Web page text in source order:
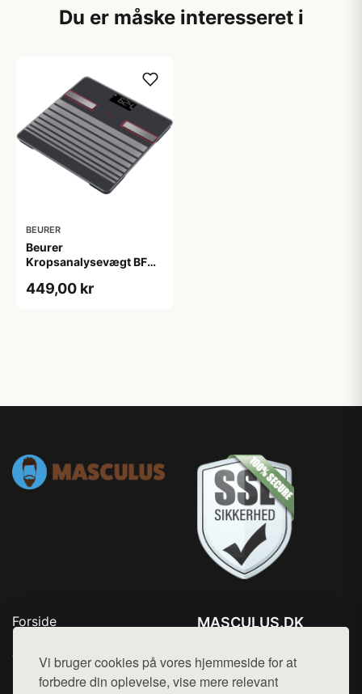
Vi bruger cookies på vores hjemmeside for at
forbedre din oplevelse, vise mere relevant
Du er måske interesseret i
BEURER
Beurer
Kropsanalysevægt BF
449,00 kr
Forside
Top Rabatter
Kontakt
MASCULUS.DK
Mail: hej@want.dk